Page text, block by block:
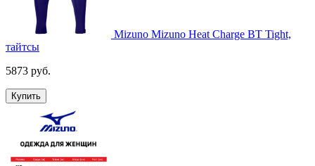
Mizuno Mizuno Heat Charge BT Tight,
тайтсы
5873 руб.
Купить